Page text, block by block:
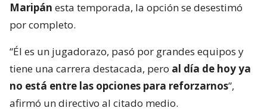
Maripán esta temporada, la opción se desestimó
por completo.
“Él es un jugadorazo, pasó por grandes equipos y
tiene una carrera destacada, pero al día de hoy ya
no está entre las opciones para reforzarnos”,
afirmó un directivo al citado medio.